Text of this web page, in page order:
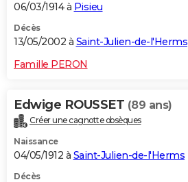
06/03/1914 à Pisieu
Décès
13/05/2002 à Saint-Julien-de-l'Herms
Famille PERON
Edwige ROUSSET (89 ans)
Créer une cagnotte obsèques
Naissance
04/05/1912 à Saint-Julien-de-l'Herms
Décès